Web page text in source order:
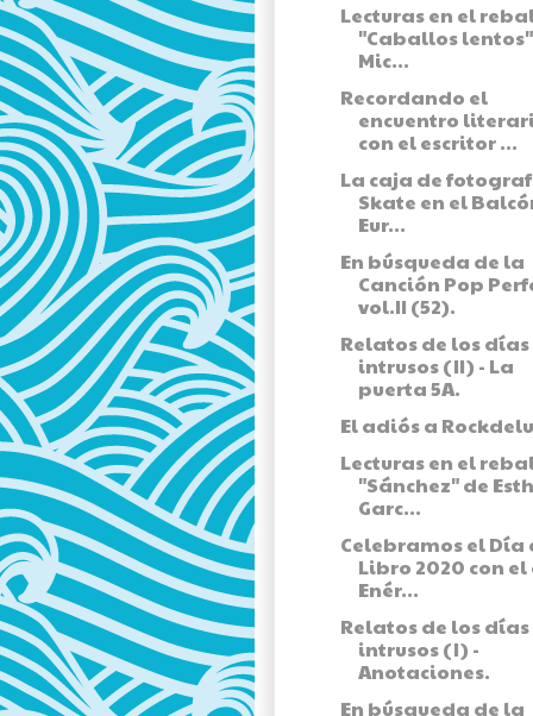
Lecturas en el
"Caballos
Mic...
Recordando el
encuentro
con el escritor ...
La caja de
Skate en el
Eur...
En búsqueda de la
Canción Pop
vol.II (52).
Relatos de los días
intrusos (II) - La
puerta 5A.
El adiós a
Lecturas en el
"Sánchez" de
Garc...
Celebramos el Día
Libro 2020 con el
Enér...
Relatos de los días
intrusos (I) -
Anotaciones.
En búsqueda de la